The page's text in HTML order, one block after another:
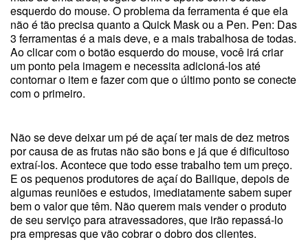
esquerdo do mouse. O problema da ferramenta é que ela
não é tão precisa quanto a Quick Mask ou a Pen. Pen: Das
3 ferramentas é a mais deve, e a mais trabalhosa de todas.
Ao clicar com o botão esquerdo do mouse, você irá criar
um ponto pela imagem e necessita adicioná-los até
contornar o item e fazer com que o último ponto se conecte
com o primeiro.
Não se deve deixar um pé de açaí ter mais de dez metros
por causa de as frutas não são bons e já que é dificultoso
extraí-los. Acontece que todo esse trabalho tem um preço.
E os pequenos produtores de açaí do Bailique, depois de
algumas reuniões e estudos, imediatamente sabem super
bem o valor que têm. Não querem mais vender o produto
de seu serviço para atravessadores, que irão repassá-lo
pra empresas que vão cobrar o dobro dos clientes.